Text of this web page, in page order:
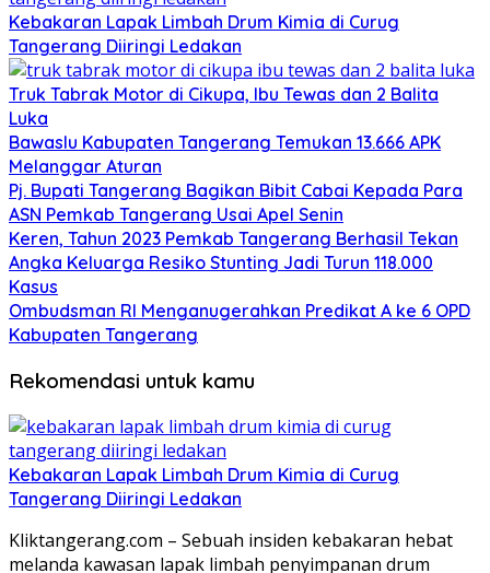
Kebakaran Lapak Limbah Drum Kimia di Curug
Tangerang Diiringi Ledakan
Truk Tabrak Motor di Cikupa, Ibu Tewas dan 2 Balita
Luka
Bawaslu Kabupaten Tangerang Temukan 13.666 APK
Melanggar Aturan
Pj. Bupati Tangerang Bagikan Bibit Cabai Kepada Para
ASN Pemkab Tangerang Usai Apel Senin
Keren, Tahun 2023 Pemkab Tangerang Berhasil Tekan
Angka Keluarga Resiko Stunting Jadi Turun 118.000
Kasus
Ombudsman RI Menganugerahkan Predikat A ke 6 OPD
Kabupaten Tangerang
Rekomendasi untuk kamu
Kebakaran Lapak Limbah Drum Kimia di Curug
Tangerang Diiringi Ledakan
Kliktangerang.com – Sebuah insiden kebakaran hebat
melanda kawasan lapak limbah penyimpanan drum